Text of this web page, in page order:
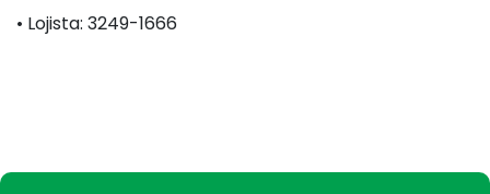
• Lojista: 3249-1666